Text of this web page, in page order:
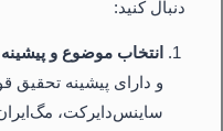
دنبال کنید:
انتخاب موضوع و
و دارای پیشینه تحقیق
ساینس‌دایرکت،